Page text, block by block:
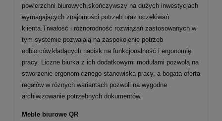
powierzchni biurowych,skończywszy na dużych inwestycjach
wymagających znajomości potrzeb oraz oczekiwań
klienta.Trwałość i różnorodność rozwiązań zastosowanych w
tym systemie pozwalają na zaspokojenie potrzeb
odbiorców,kładących nacisk na funkcjonalność i ergonomię
pracy. Liczne biurka z ich dodatkowymi modułami pozwolą na
stworzenie ergonomicznego stanowiska pracy, a bogata oferta
regałów w różnych wariantach pozwoli na wygodne
archiwizowanie potrzebnych dokumentów.
Meble biurowe QR